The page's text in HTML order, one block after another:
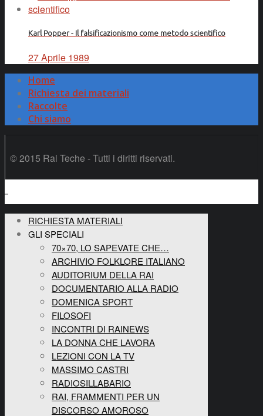
Karl Popper - Il falsificazionismo come metodo scientifico
27 Aprile 1989
Home
Richiesta dei materiali
Raccolte
Chi siamo
© 2015 Rai Teche - Tutti i diritti riservati.
RICHIESTA MATERIALI
GLI SPECIALI
70×70, LO SAPEVATE CHE…
ARCHIVIO FOLKLORE ITALIANO
AUDITORIUM DELLA RAI
DOCUMENTARIO ALLA RADIO
DOMENICA SPORT
FILOSOFI
INCONTRI DI RAINEWS
LA DONNA CHE LAVORA
LEZIONI CON LA TV
MASSIMO CASTRI
RADIOSILLABARIO
RAI, FRAMMENTI PER UN
DISCORSO AMOROSO